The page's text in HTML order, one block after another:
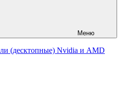
Меню
(десктопные) Nvidia и AMD